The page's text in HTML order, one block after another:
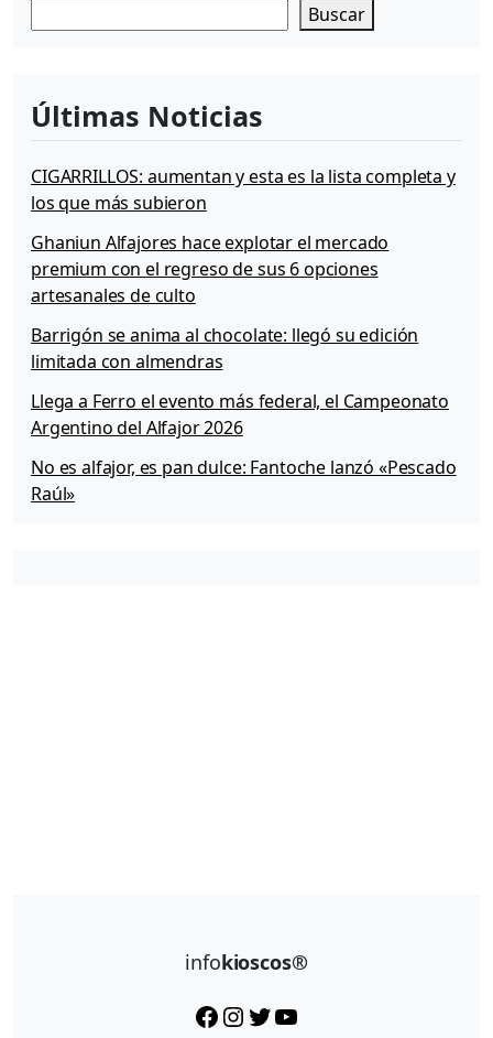
Buscar
Últimas Noticias
CIGARRILLOS: aumentan y esta es la lista completa y
los que más subieron
Ghaniun Alfajores hace explotar el mercado
premium con el regreso de sus 6 opciones
artesanales de culto
Barrigón se anima al chocolate: llegó su edición
limitada con almendras
Llega a Ferro el evento más federal, el Campeonato
Argentino del Alfajor 2026
No es alfajor, es pan dulce: Fantoche lanzó «Pescado
Raúl»
infokioscos®
Facebook InstagramTwitter YouTube